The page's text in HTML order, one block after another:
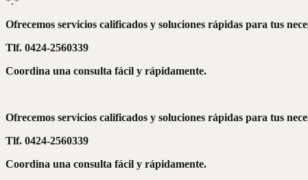
Ofrecemos servicios calificados y soluciones rápidas para tus
Tlf. 0424-2560339
Coordina una consulta fácil y rápidamente.
Ofrecemos servicios calificados y soluciones rápidas para tus
Tlf. 0424-2560339
Coordina una consulta fácil y rápidamente.